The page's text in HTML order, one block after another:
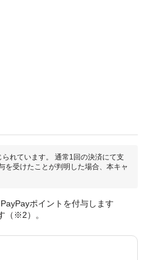
れています。 通常1回の決済にて支
を受けたことが判明した場合、本キャ
ポイントを付与します
（※2）。